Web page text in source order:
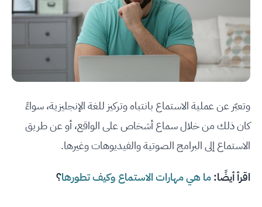
وتعبّر عن عملية الاستماع بانتباه وتركيز للغة الإنجليزية، سواءً
كان ذلك من خلال سماع أشخاص على الواقع، أو عن طريق
الاستماع إلى البرامج الصوتية والفيديوهات وغيرها.
اقرأ أيضًا:ما هي مهارات الاستماع وكيف تطورها؟